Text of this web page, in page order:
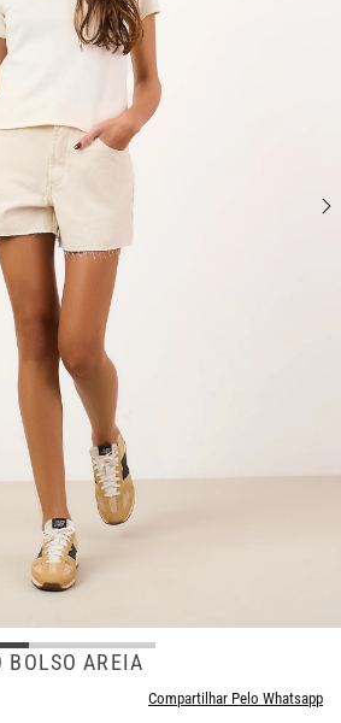
BOLSO AREIA
Compartilhar Pelo Whatsapp